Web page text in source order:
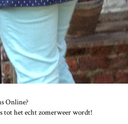
Online?
tot het echt zomerweer wordt!